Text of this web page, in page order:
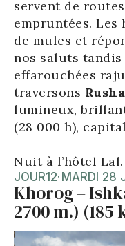
servent de
empruntées. Les
de mules et
nos saluts tandis
effarouchées
traversons
lumineux,
(28 000 h),
Nuit à l’hôtel Lal.
JOUR12· MARDI 28
Khorog –
2700 m.) (185